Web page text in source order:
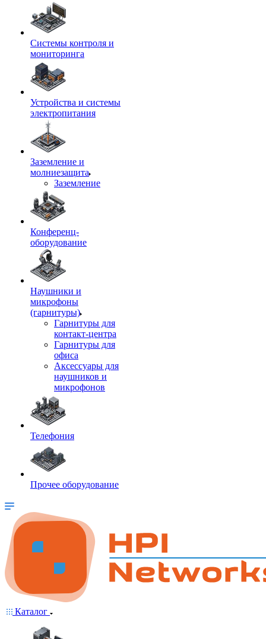
Системы контроля и
мониторинга
Устройства и системы
электропитания
Заземление и
молниезащита
Заземление
Конференц-
оборудование
Наушники и
микрофоны
(гарнитуры)
Гарнитуры для
контакт-центра
Гарнитуры для
офиса
Аксессуары для
наушников и
микрофонов
Телефония
Прочее оборудование
Каталог